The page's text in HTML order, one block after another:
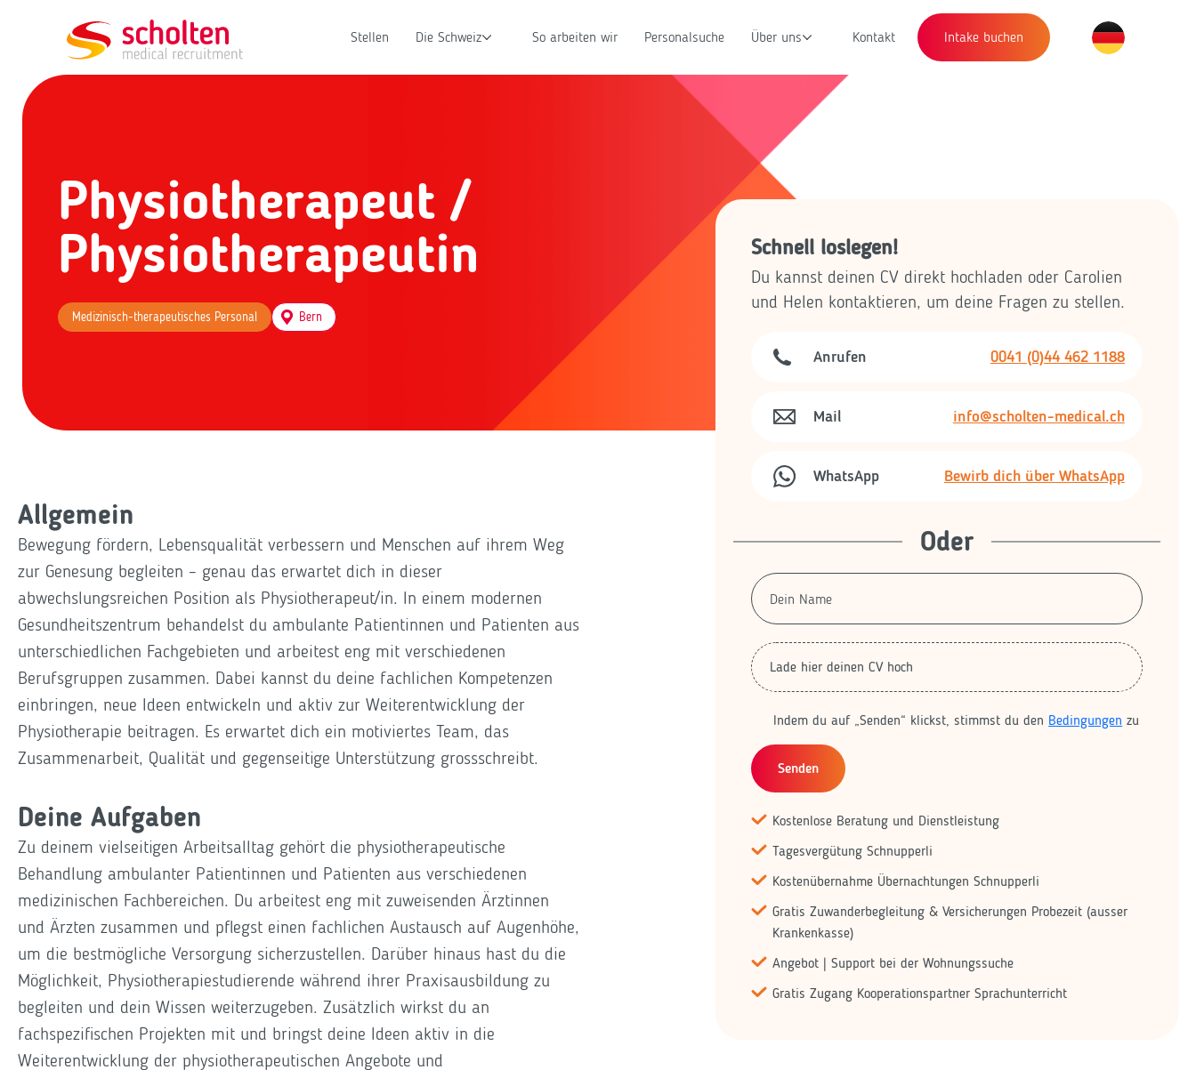
Stellen Die Schweiz So arbeiten wir Personalsuche Über uns Kontakt Intake buchen
Physiotherapeut /
Physiotherapeutin
Medizinisch-therapeutisches Personal Bern
Allgemein
Bewegung fördern, Lebensqualität verbessern und Menschen auf ihrem Weg
zur Genesung begleiten – genau das erwartet dich in dieser
abwechslungsreichen Position als Physiotherapeut/in. In einem modernen
Gesundheitszentrum behandelst du ambulante Patientinnen und Patienten aus
unterschiedlichen Fachgebieten und arbeitest eng mit verschiedenen
Berufsgruppen zusammen. Dabei kannst du deine fachlichen Kompetenzen
einbringen, neue Ideen entwickeln und aktiv zur Weiterentwicklung der
Physiotherapie beitragen. Es erwartet dich ein motiviertes Team, das
Zusammenarbeit, Qualität und gegenseitige Unterstützung grossschreibt.
Deine Aufgaben
Zu deinem vielseitigen Arbeitsalltag gehört die physiotherapeutische
Behandlung ambulanter Patientinnen und Patienten aus verschiedenen
medizinischen Fachbereichen. Du arbeitest eng mit zuweisenden Ärztinnen
und Ärzten zusammen und pflegst einen fachlichen Austausch auf Augenhöhe,
um die bestmögliche Versorgung sicherzustellen. Darüber hinaus hast du die
Möglichkeit, Physiotherapiestudierende während ihrer Praxisausbildung zu
begleiten und dein Wissen weiterzugeben. Zusätzlich wirkst du an
fachspezifischen Projekten mit und bringst deine Ideen aktiv in die
Weiterentwicklung der physiotherapeutischen Angebote und
Schnell loslegen!
Du kannst deinen CV direkt hochladen oder Carolien
und Helen kontaktieren, um deine Fragen zu stellen.
Anrufen 0041 (0)44 462 1188
Mail info@scholten-medical.ch
WhatsApp Bewirb dich über WhatsApp
Oder
Lade hier deinen CV hoch
Indem du auf „Senden“ klickst, stimmst du den Bedingungen zu
Senden
Kostenlose Beratung und Dienstleistung
Tagesvergütung Schnupperli
Kostenübernahme Übernachtungen Schnupperli
Gratis Zuwanderbegleitung & Versicherungen Probezeit (ausser
Krankenkasse)
Angebot | Support bei der Wohnungssuche
Gratis Zugang Kooperationspartner Sprachunterricht